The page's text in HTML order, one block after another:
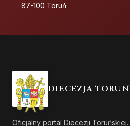
87-100 Toruń
DIECEZJA
Oficjalny portal Diecezji Toruńskiej.